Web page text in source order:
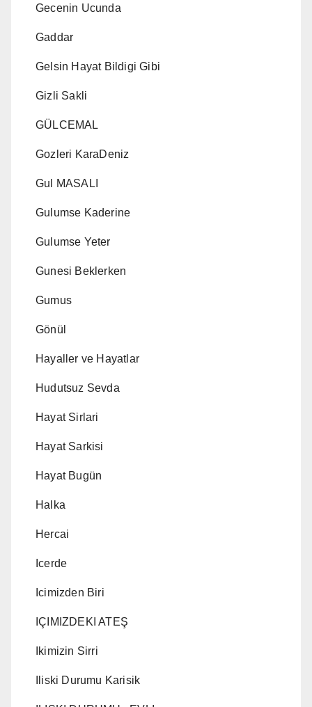
Gecenin Ucunda
Gaddar
Gelsin Hayat Bildigi Gibi
Gizli Sakli
GÜLCEMAL
Gozleri KaraDeniz
Gul MASALI
Gulumse Kaderine
Gulumse Yeter
Gunesi Beklerken
Gumus
Gönül
Hayaller ve Hayatlar
Hudutsuz Sevda
Hayat Sirlari
Hayat Sarkisi
Hayat Bugün
Halka
Hercai
Icerde
Icimizden Biri
IÇIMIZDEKI ATEŞ
Ikimizin Sirri
Iliski Durumu Karisik